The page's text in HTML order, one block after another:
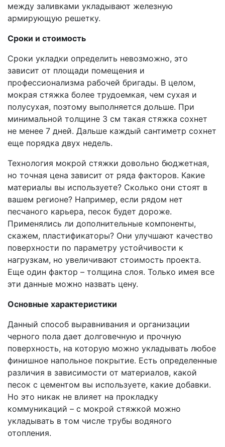
между заливками укладывают железную
армирующую решетку.
Сроки и стоимость
Сроки укладки определить невозможно, это
зависит от площади помещения и
профессионализма рабочей бригады. В целом,
мокрая стяжка более трудоемкая, чем сухая и
полусухая, поэтому выполняется дольше. При
минимальной толщине 3 см такая стяжка сохнет
не менее 7 дней. Дальше каждый сантиметр сохнет
еще порядка двух недель.
Технология мокрой стяжки довольно бюджетная,
но точная цена зависит от ряда факторов. Какие
материалы вы используете? Сколько они стоят в
вашем регионе? Например, если рядом нет
песчаного карьера, песок будет дороже.
Применялись ли дополнительные компоненты,
скажем, пластификаторы? Они улучшают качество
поверхности по параметру устойчивости к
нагрузкам, но увеличивают стоимость проекта.
Еще один фактор – толщина слоя. Только имея все
эти данные можно назвать цену.
Основные характеристики
Данный способ выравнивания и организации
черного пола дает долговечную и прочную
поверхность, на которую можно укладывать любое
финишное напольное покрытие. Есть определенные
различия в зависимости от материалов, какой
песок с цементом вы используете, какие добавки.
Но это никак не влияет на прокладку
коммуникаций – с мокрой стяжкой можно
укладывать в том числе трубы водяного
отопления.